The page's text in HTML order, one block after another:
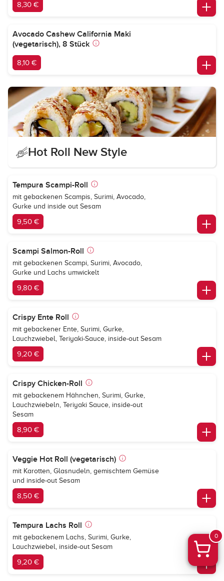
8,30 €
Avocado Cashew California Maki
(vegetarisch), 8 Stück
8,10 €
Hot Roll New Style
Tempura Scampi-Roll
mit gebackenen Scampis, Surimi, Avocado,
Gurke und inside out Sesam
9,50 €
Scampi Salmon-Roll
mit gebackenen Scampi, Surimi, Avocado,
Gurke und Lachs umwickelt
9,80 €
Crispy Ente Roll
mit gebackener Ente, Surimi, Gurke,
Lauchzwiebel, Teriyaki-Sauce, inside-out Sesam
9,20 €
Crispy Chicken-Roll
mit gebackenem Hähnchen, Surimi, Gurke,
Lauchzwiebeln, Teriyaki Sauce, inside-out
Sesam
8,90 €
Veggie Hot Roll (vegetarisch)
mit Karotten, Glasnudeln, gemischtem Gemüse
und inside-out Sesam
8,50 €
Tempura Lachs Roll
mit gebackenem Lachs, Surimi, Gurke,
Lauchzwiebel, inside-out Sesam
9,20 €
0